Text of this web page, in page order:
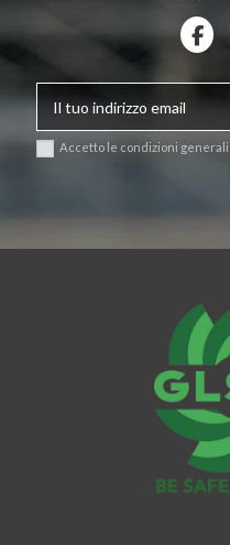
Accetto le condizioni